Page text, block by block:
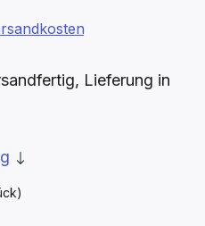
Lieferung in